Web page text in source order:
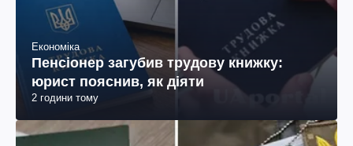
Економіка
Пенсіонер загубив трудову книжку:
юрист пояснив, як діяти
2 години тому